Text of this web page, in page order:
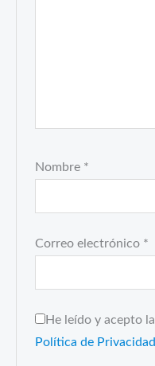
Nombre *
Correo electrónico *
He leído y acepto la
Política de Privacidad